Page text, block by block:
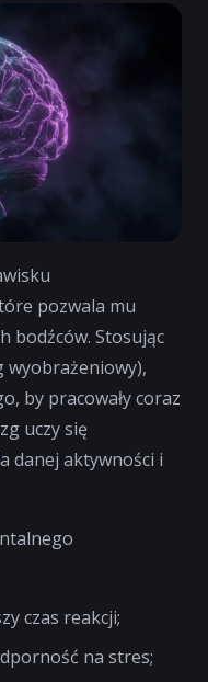
pozwala mu
bodźców. Stosując
wyobrażeniowy),
by pracowały coraz
uczy się
danej aktywności i
czas reakcji;
na stres;